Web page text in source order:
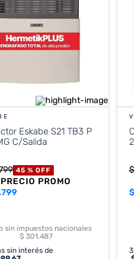
Eskabe S21 TB3 P
C/Salida
45 % OFF
PRECIO PROMO
sin impuestos nacionales
$ 301.487
sin interés de
$
$
3